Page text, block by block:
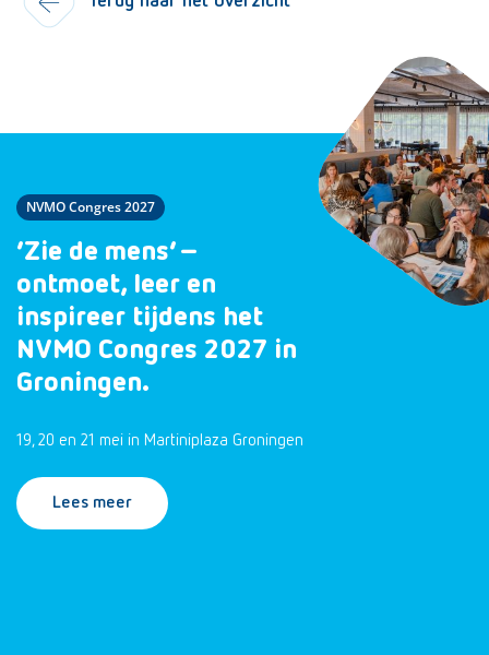
NVMO Congres 2027
‘Zie de mens’ –
ontmoet, leer en
inspireer tijdens het
NVMO Congres 2027 in
Groningen.
19, 20 en 21 mei in Martiniplaza Groningen
Lees meer